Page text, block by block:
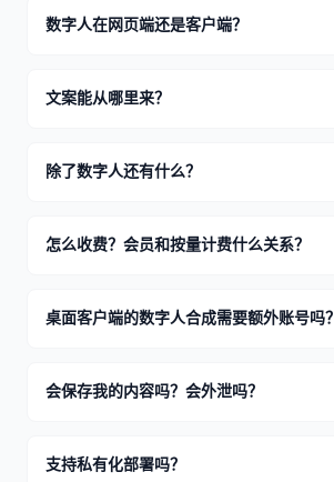
数字人在网页端还是客户端？
文案能从哪里来？
除了数字人还有什么？
怎么收费？会员和按量计费什么关系？
桌面客户端的数字人合成需要额外账号吗？
会保存我的内容吗？会外泄吗？
支持私有化部署吗？